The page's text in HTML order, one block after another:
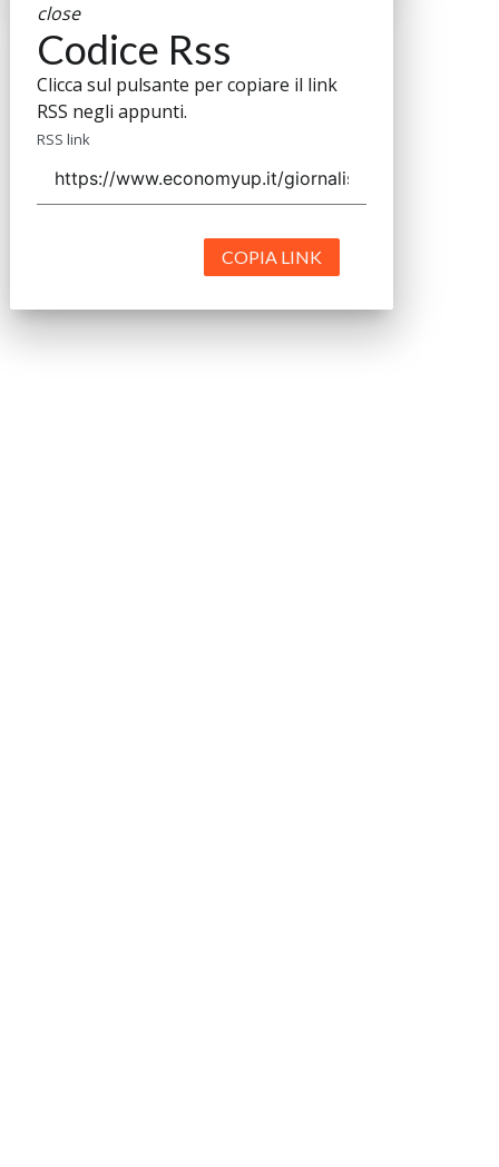
close
Codice Rss
Clicca sul pulsante per copiare il link
RSS negli appunti.
RSS link
COPIA LINK